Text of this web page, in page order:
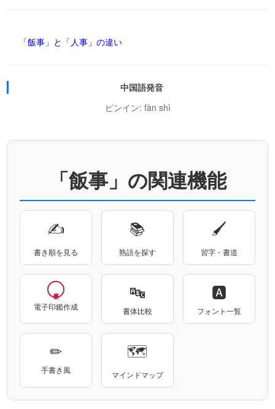
「飯事」と「人事」の違い
中国語発音
ピンイン: fàn shì
「飯事」の関連機能
✍
書き順を見る
📚
熟語を探す
🖌
習字・書道
電子印鑑作成
🔤
書体比較
🅰
フォント一覧
✏
手書き風
🗺
マインドマップ